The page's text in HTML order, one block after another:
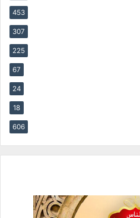
453
307
225
67
24
18
606